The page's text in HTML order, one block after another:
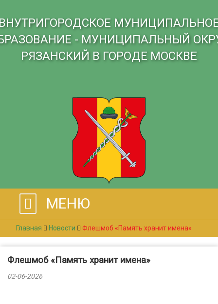
- МУНИЦИПАЛЬНЫЙ
РЯЗАНСКИЙ В ГОРОДЕ МОСКВЕ
МЕНЮ
Главная Новости Флешмоб «Память хранит имена»
Флешмоб «Память хранит имена»
02-06-2026